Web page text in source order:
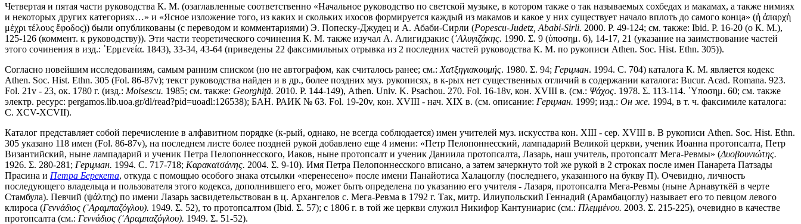
Четвертая и пятая части руководства К. М. (озаглавленные соответственно «Начальное руководство по светской музыке, в котором также о так называемых сохбедах и макамах, а также нимиях
и некоторых других категориях…» и «Ясное изложение того, из каких и скольких ихосов формируется каждый из макамов и какое у них существует начало вплоть до самого конца» (ἡ ἀπαρχὴ
μέχρι τέλους ἔφοδος)) были опубликованы (с переводом и комментариями) Э. Попеску-Джудец и А. Абаби-Сирли (Popescu-Judetz, Ababi-Sirli. 2000. P. 49-124; см. также: Ibid. P. 16-20 (о К. М.),
125-126 (коммент. к руководству)). Эти части теоретического сочинения К. М. также изучал А. Алигидзакис (᾿Αλυγιζάκης. 1990. Σ. 9 (ὑποσημ. 6), 14-17, 21 (указание на заимствование частей
этого сочинения в изд.: ῾Ερμενεία. 1843), 33-34, 43-64 (приведены 22 факсимильных отрывка из 2 последних частей руководства К. М. по рукописи Athen. Soc. Hist. Ethn. 305)).
Согласно новейшим исследованиям, самым ранним списком (но не автографом, как считалось ранее; см.: Χατξηγιακουμής. 1980. Σ. 94; Герцман. 1994. С. 704) каталога К. М. является кодекс
Athen. Soc. Hist. Ethn. 305 (Fol. 86-87v); текст руководства найден и в др., более поздних муз. рукописях, в к-рых нет существенных отличий в содержании каталога: Bucur. Acad. Romana. 923.
Fol. 21v - 23, ок. 1780 г. (изд.: Moisescu. 1985; см. также: Georghiţă. 2010. P. 144-149), Athen. Univ. K. Psachou. 270. Fol. 16-18v, кон. XVIII в. (см.: Ψάχος. 1978. Σ. 113-114. ῾Υποσημ. 60; см. также
электр. ресурс: pergamos.lib.uoa.gr/dl/read?pid=uoadl:126538); БАН. РАИК № 63. Fol. 19-20v, кон. XVIII - нач. XIX в. (см. описание: Герцман. 1999; изд.: Он же. 1994, в т. ч. факсимиле каталога:
С. XCV-XCVII).
Каталог представляет собой перечисление в алфавитном порядке (к-рый, однако, не всегда соблюдается) имен учителей муз. искусства кон. XIII - сер. XVIII в. В рукописи Athen. Soc. Hist. Ethn.
305 указано 118 имен (Fol. 86-87v), на последнем листе более поздней рукой добавлено еще 4 имени: «Петр Пелопоннесский, лампадарий Великой церкви, ученик Иоанна протопсалта, Петр
Византийский, ныне лампадарий и ученик Петра Пелопоннесского, Иаков, ныне протопсалт и ученик Даниила протопсалта, Лазарь, наш учитель, протопсалт Мега-Ревмы» (Δυοβουνιώτης.
1926. Σ. 280-281; Герцман. 1994. С. 717-718; Καρακατσάνης. 2004. Σ. 9-10). Имя Петра Пелопоннесского вписано, а затем зачеркнуто той же рукой в 2 строках после имен Панарета Патзады
Прасина и Петра Берекета, откуда с помощью особого знака отсылки «перенесено» после имени Панайотиса Халацоглу (последнего, указанного на букву Π). Очевидно, личность
последующего владельца и пользователя этого кодекса, дополнившего его, может быть определена по указанию его учителя - Лазаря, протопсалта Мега-Ревмы (ныне Арнавуткёй в черте
Стамбула). Певчий (ψάλτης) по имени Лазарь засвидетельствован в ц. Архангелов с. Мега-Ревма в 1792 г. Так, митр. Илиупольский Геннадий (Арамбацоглу) называет его то певцом левого
клироса (Γεννάδιος (᾿Αραμπαζόγλου). 1949. Σ. 52), то протопсалтом (Ibid. Σ. 57); с 1806 г. в той же церкви служил Никифор Кантуниарис (см.: Πλεμμένου. 2003. Σ. 215-225), очевидно в качестве
протопсалта (см.: Γεννάδιος (᾿Αραμπαζόγλου). 1949. Σ. 51-52).